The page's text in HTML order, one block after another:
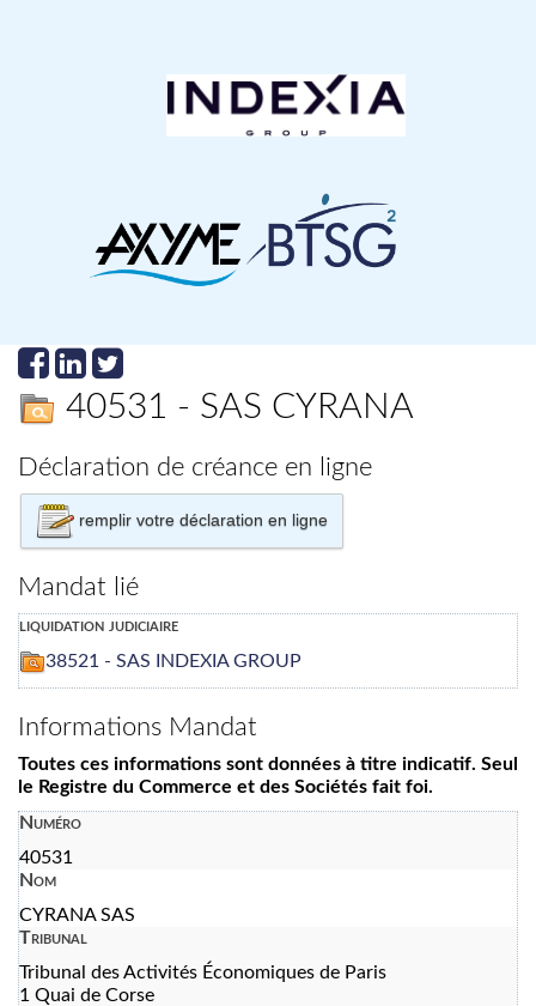
40531 - SAS CYRANA
Déclaration de créance en ligne
remplir votre déclaration en ligne
Mandat lié
liquidation judiciaire
38521 - SAS INDEXIA GROUP
Informations Mandat
Toutes ces informations sont données à titre indicatif. Seul
le Registre du Commerce et des Sociétés fait foi.
Numéro
40531
Nom
CYRANA SAS
Tribunal
Tribunal des Activités Économiques de Paris
1 Quai de Corse